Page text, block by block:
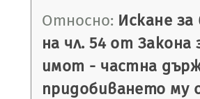
Относно: Искане
на чл. 54 от
имот - частна
придобиването му